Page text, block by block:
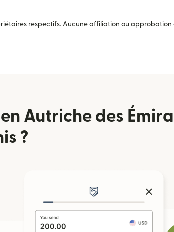
respectifs. Aucune affiliation ou
Autriche des
?